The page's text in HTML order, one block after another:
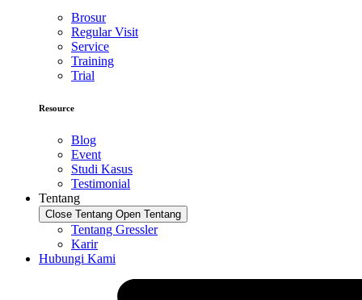
Brosur
Regular Visit
Service
Training
Trial
Resource
Blog
Event
Studi Kasus
Testimonial
Tentang
Close Tentang Open Tentang
Tentang Gressler
Karir
Hubungi Kami